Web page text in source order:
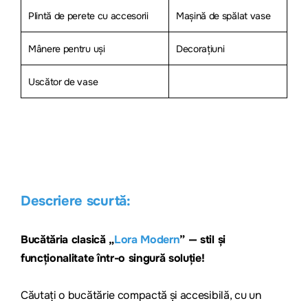
Plintă de perete cu accesorii Mașină de spălat vase
Mânere pentru uși Decorațiuni
Uscător de vase
Descriere scurtă:
Bucătăria clasică „Lora Modern” — stil și
funcționalitate într-o singură soluție!
Căutați o bucătărie compactă și accesibilă, cu un